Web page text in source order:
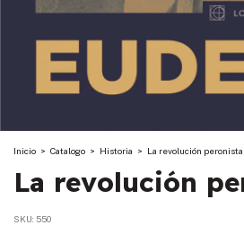
Inicio > Catalogo > Historia > La revolución peronista
La revolución
SKU: 550